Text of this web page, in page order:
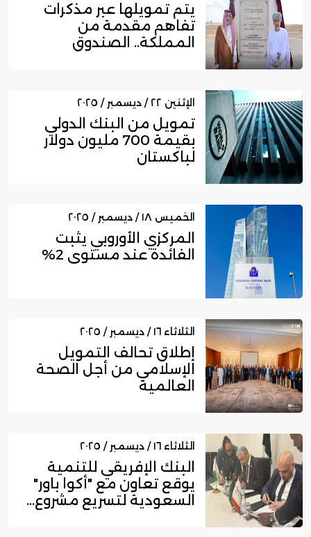
يتم تمويلها عبر مذكرات
تفاهم مقدمة من
المملكة.. الصندوق
الإثنين ٢٢ / ديسمبر / ٢٠٢٥
تمويل من البنك الدولي
بقيمة 700 مليون دولار
لباكستان
الخميس ١٨ / ديسمبر / ٢٠٢٥
المركزي الأوروبي يثبت
الفائدة عند مستوى 2%
الثلاثاء ١٦ / ديسمبر / ٢٠٢٥
إطلاق تحالف التمويل
الإسلامي من أجل الصحة
العالمية
الثلاثاء ١٦ / ديسمبر / ٢٠٢٥
البنك الإفريقي للتنمية
يوقع تعاون مع "أكوا باور"
السعودية لتسريع مشروع...